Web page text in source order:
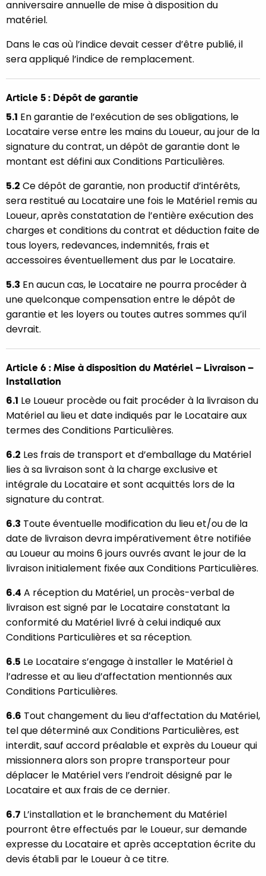
anniversaire annuelle de mise à disposition du
matériel.
Dans le cas où l’indice devait cesser d’être publié, il
sera appliqué l’indice de remplacement.
Article 5 : Dépôt de garantie
5.1 En garantie de l’exécution de ses obligations, le
Locataire verse entre les mains du Loueur, au jour de la
signature du contrat, un dépôt de garantie dont le
montant est défini aux Conditions Particulières.
5.2 Ce dépôt de garantie, non productif d’intérêts,
sera restitué au Locataire une fois le Matériel remis au
Loueur, après constatation de l’entière exécution des
charges et conditions du contrat et déduction faite de
tous loyers, redevances, indemnités, frais et
accessoires éventuellement dus par le Locataire.
5.3 En aucun cas, le Locataire ne pourra procéder à
une quelconque compensation entre le dépôt de
garantie et les loyers ou toutes autres sommes qu’il
devrait.
Article 6 : Mise à disposition du Matériel – Livraison –
Installation
6.1 Le Loueur procède ou fait procéder à la livraison du
Matériel au lieu et date indiqués par le Locataire aux
termes des Conditions Particulières.
6.2 Les frais de transport et d’emballage du Matériel
lies à sa livraison sont à la charge exclusive et
intégrale du Locataire et sont acquittés lors de la
signature du contrat.
6.3 Toute éventuelle modification du lieu et/ou de la
date de livraison devra impérativement être notifiée
au Loueur au moins 6 jours ouvrés avant le jour de la
livraison initialement fixée aux Conditions Particulières.
6.4 A réception du Matériel, un procès-verbal de
livraison est signé par le Locataire constatant la
conformité du Matériel livré à celui indiqué aux
Conditions Particulières et sa réception.
6.5 Le Locataire s’engage à installer le Matériel à
l’adresse et au lieu d’affectation mentionnés aux
Conditions Particulières.
6.6 Tout changement du lieu d’affectation du Matériel,
tel que déterminé aux Conditions Particulières, est
interdit, sauf accord préalable et exprès du Loueur qui
missionnera alors son propre transporteur pour
déplacer le Matériel vers I’endroit désigné par le
Locataire et aux frais de ce dernier.
6.7 L’installation et le branchement du Matériel
pourront être effectués par le Loueur, sur demande
expresse du Locataire et après acceptation écrite du
devis établi par le Loueur à ce titre.